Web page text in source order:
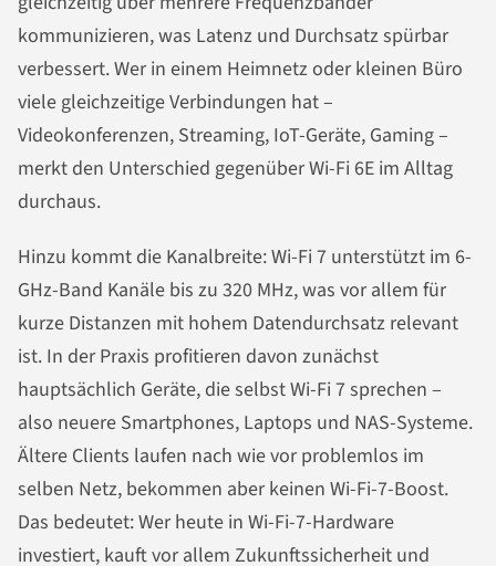
kommunizieren, was Latenz und Durchsatz spürbar
verbessert. Wer in einem Heimnetz oder kleinen Büro
viele gleichzeitige Verbindungen hat –
Videokonferenzen, Streaming, IoT-Geräte, Gaming –
merkt den Unterschied gegenüber Wi-Fi 6E im Alltag
durchaus.
Hinzu kommt die Kanalbreite: Wi-Fi 7 unterstützt im 6-
GHz-Band Kanäle bis zu 320 MHz, was vor allem für
kurze Distanzen mit hohem Datendurchsatz relevant
ist. In der Praxis profitieren davon zunächst
hauptsächlich Geräte, die selbst Wi-Fi 7 sprechen –
also neuere Smartphones, Laptops und NAS-Systeme.
Ältere Clients laufen nach wie vor problemlos im
selben Netz, bekommen aber keinen Wi-Fi-7-Boost.
Das bedeutet: Wer heute in Wi-Fi-7-Hardware
investiert, kauft vor allem Zukunftssicherheit und